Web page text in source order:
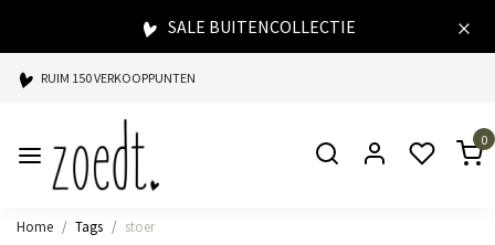
SALE BUITENCOLLECTIE
RUIM 150 VERKOOPPUNTEN
SPAARPUNTEN BIJ ELKE AANKOOP
SNELLE LEVERING
0
Home Tags stoer